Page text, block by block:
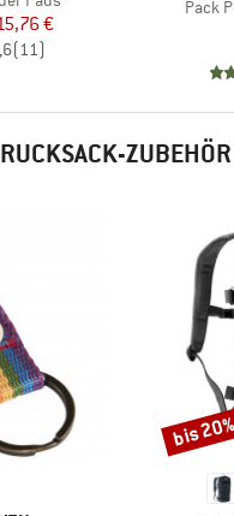
Preis
€
(11)
Artikel
Pack
Rabatt
bis